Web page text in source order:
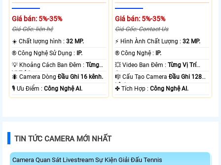
Giá bán: 5%-35%
Giá Gốc: liên hệ
☀️ Chất lượng hình :32 MP.
®️ Công Nghệ Sử Dụng : IP.
💡 Khoảng Cách Ban Đêm :Từng
Vị Trí Camera .
🐜 Camera DòngĐầu Ghi 16 kênh.
️🎙 Ưu Điểm :Công Nghệ AI.
Giá bán: 5%-35%
Giá Gốc: Contact Us
️⚡ Hình Ành Chất Lượng :32 MP.
®️ Công Nghệ : IP.
💥 Video Ban Đêm :Từng Vị Trí
Camera .
🎼️ Cấu Tạo CameraĐầu Ghi 128
kênh.
️✤ Tích Hợp :Công Nghệ AI.
TIN TỨC CAMERA MỚI NHẤT
Camera Quan Sát Livestream Sự Kiện Giải Đấu Tennis